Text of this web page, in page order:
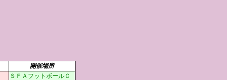
開催場所
ＳＦＡフットボールＣ